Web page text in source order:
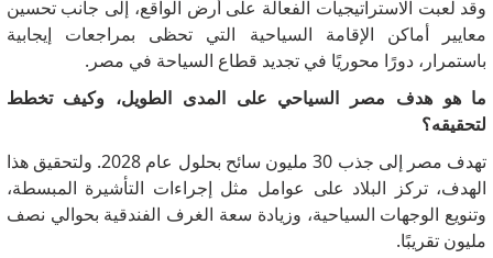
وقد لعبت الاستراتيجيات الفعالة على أرض الواقع، إلى جانب تحسين
معايير أماكن الإقامة السياحية التي تحظى بمراجعات إيجابية
باستمرار، دورًا محوريًا في تجديد قطاع السياحة في مصر.
ما هو هدف مصر السياحي على المدى الطويل، وكيف تخطط
لتحقيقه؟
تهدف مصر إلى جذب 30 مليون سائح بحلول عام 2028. ولتحقيق هذا
الهدف، تركز البلاد على عوامل مثل إجراءات التأشيرة المبسطة،
وتنويع الوجهات السياحية، وزيادة سعة الغرف الفندقية بحوالي نصف
مليون تقريبًا.